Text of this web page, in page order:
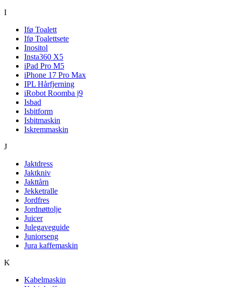
I
Ifø Toalett
Ifø Toalettsete
Inositol
Insta360 X5
iPad Pro M5
iPhone 17 Pro Max
IPL Hårfjerning
iRobot Roomba j9
Isbad
Isbitform
Isbitmaskin
Iskremmaskin
J
Jaktdress
Jaktkniv
Jakttårn
Jekketralle
Jordfres
Jordnøttolje
Juicer
Julegaveguide
Juniorseng
Jura kaffemaskin
K
Kabelmaskin